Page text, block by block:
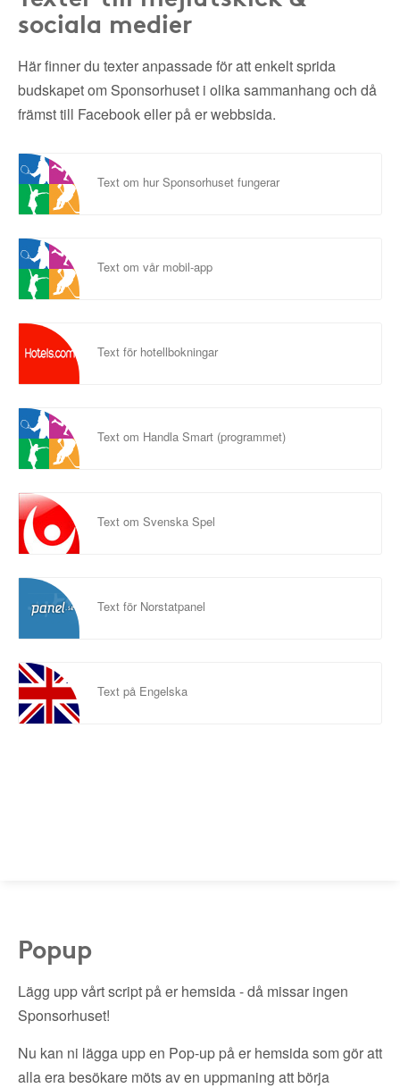
sociala medier
Här finner du texter anpassade för att enkelt sprida
budskapet om Sponsorhuset i olika sammanhang och då
främst till Facebook eller på er webbsida.
Text om hur Sponsorhuset fungerar
Text om vår mobil-app
Text för hotellbokningar
Text om Handla Smart (programmet)
Text om Svenska Spel
Text för Norstatpanel
Text på Engelska
Popup
Lägg upp vårt script på er hemsida - då missar ingen
Sponsorhuset!
Nu kan ni lägga upp en Pop-up på er hemsida som gör att
alla era besökare möts av en uppmaning att börja